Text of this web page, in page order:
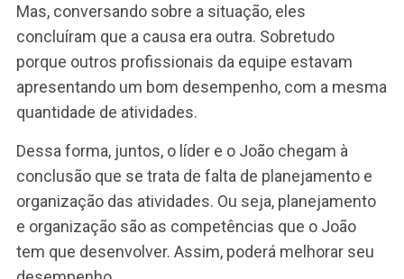
feedback de melhoria
Fato
“João, nessas últimas semanas eu percebi que
você vem atrasado a entrega de informações
clientes prospectados. Quando isso acontece,
consultores de vendas precisam fazer reuniões
com os clientes prospects sem essas
informações. Isso está prejudicando o
vendas e o fechamento de novos contratos.